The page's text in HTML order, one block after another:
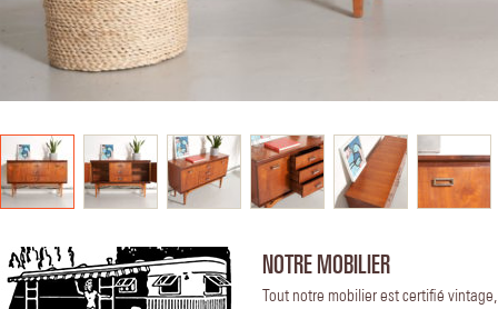
NOTRE MOBILIER
Tout notre mobilier est certifié